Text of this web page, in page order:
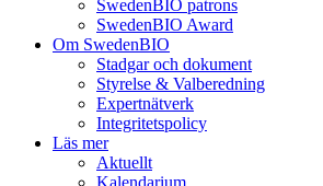
SwedenBIO patrons
SwedenBIO Award
Om SwedenBIO
Stadgar och dokument
Styrelse & Valberedning
Expertnätverk
Integritetspolicy
Läs mer
Aktuellt
Kalendarium